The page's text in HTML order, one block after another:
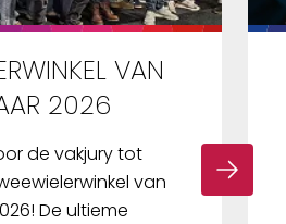
VAN
2026
de vakjury tot
van
De ultieme